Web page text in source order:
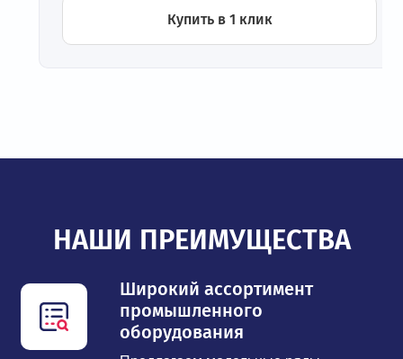
Купить в 1 клик
НАШИ ПРЕИМУЩЕСТВА
Широкий ассортимент
промышленного
оборудования